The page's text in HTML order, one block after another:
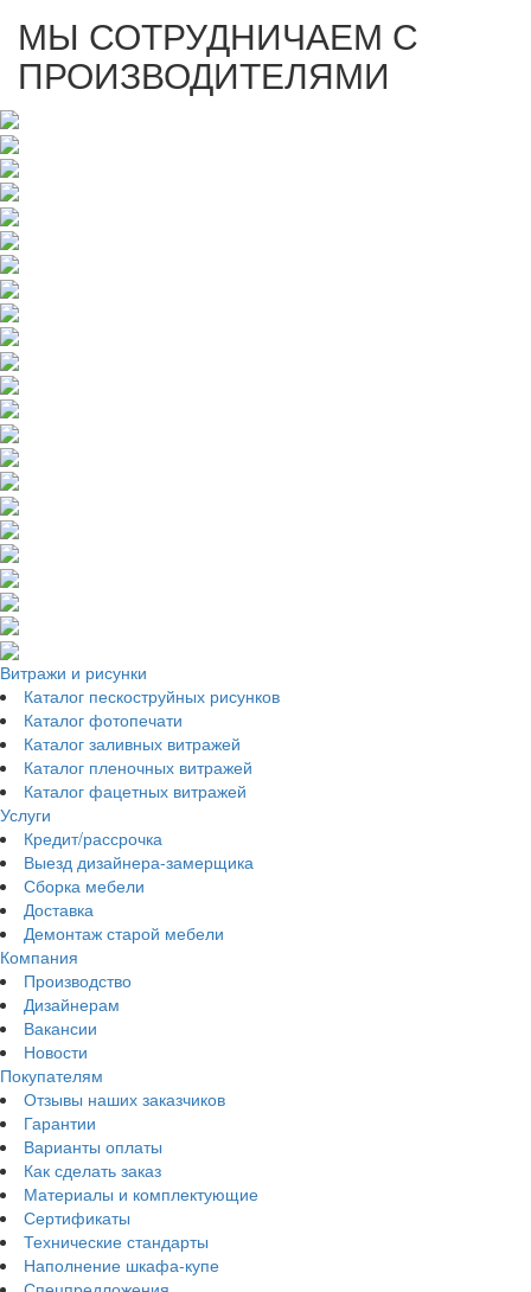
МЫ СОТРУДНИЧАЕМ С
ПРОИЗВОДИТЕЛЯМИ
Витражи и рисунки
Каталог пескоструйных рисунков
Каталог фотопечати
Каталог заливных витражей
Каталог пленочных витражей
Каталог фацетных витражей
Услуги
Кредит/рассрочка
Выезд дизайнера-замерщика
Сборка мебели
Доставка
Демонтаж старой мебели
Компания
Производство
Дизайнерам
Вакансии
Новости
Покупателям
Отзывы наших заказчиков
Гарантии
Варианты оплаты
Как сделать заказ
Материалы и комплектующие
Сертификаты
Технические стандарты
Наполнение шкафа-купе